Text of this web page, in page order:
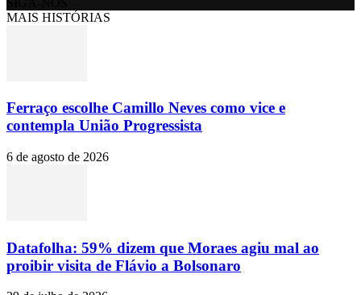
MAIS HISTÓRIAS
Ferraço escolhe Camillo Neves como vice e
contempla União Progressista
6 de agosto de 2026
Datafolha: 59% dizem que Moraes agiu mal ao
proibir visita de Flávio a Bolsonaro